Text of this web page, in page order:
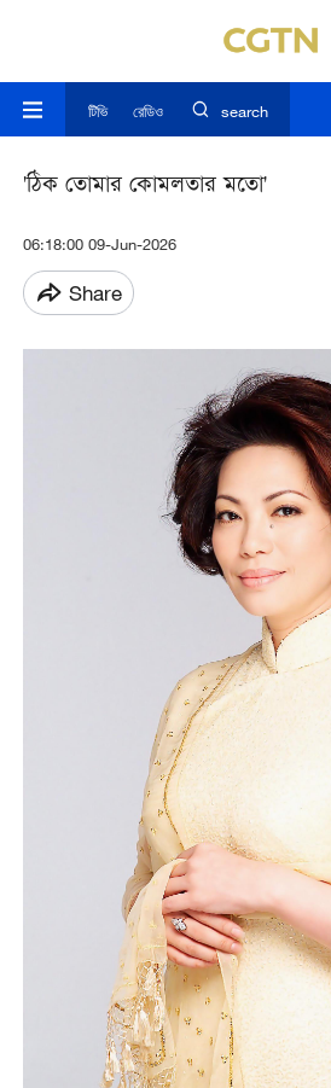
টিভি রেডিও search
'ঠিক তোমার কোমলতার মতো'
06:18:00 09-Jun-2026
Share